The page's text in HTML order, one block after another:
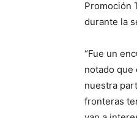
Promoción
durante la
“Fue un
notado que
nuestra
fronteras